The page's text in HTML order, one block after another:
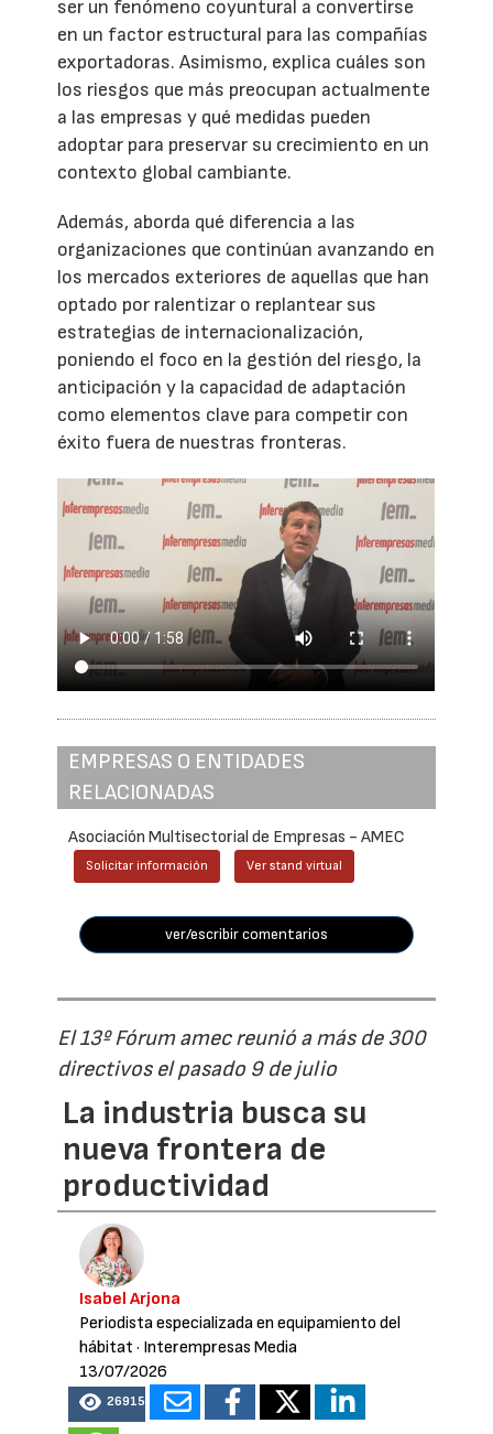
ser un fenómeno coyuntural a convertirse
en un factor estructural para las compañías
exportadoras. Asimismo, explica cuáles son
los riesgos que más preocupan actualmente
a las empresas y qué medidas pueden
adoptar para preservar su crecimiento en un
contexto global cambiante.
Además, aborda qué diferencia a las
organizaciones que continúan avanzando en
los mercados exteriores de aquellas que han
optado por ralentizar o replantear sus
estrategias de internacionalización,
poniendo el foco en la gestión del riesgo, la
anticipación y la capacidad de adaptación
como elementos clave para competir con
éxito fuera de nuestras fronteras.
EMPRESAS O ENTIDADES
RELACIONADAS
Asociación Multisectorial de Empresas - AMEC
Solicitar información Ver stand virtual
ver/escribir comentarios
El 13º Fórum amec reunió a más de 300
directivos el pasado 9 de julio
La industria busca su
nueva frontera de
productividad
Isabel Arjona
Periodista especializada en equipamiento del
hábitat · Interempresas Media
13/07/2026
26915